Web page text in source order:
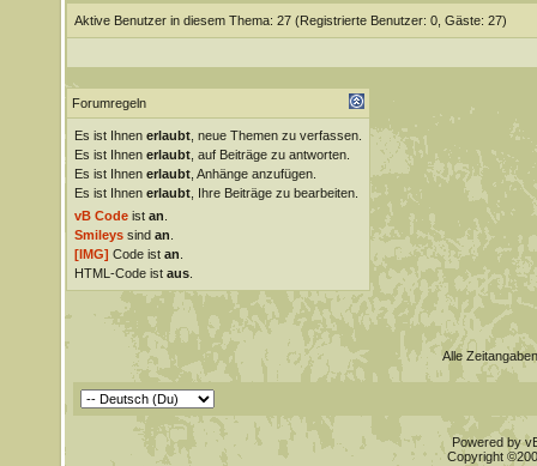
Aktive Benutzer in diesem Thema: 27 (Registrierte Benutzer: 0, Gäste: 27)
Forumregeln
Es ist Ihnen erlaubt, neue Themen zu verfassen.
Es ist Ihnen erlaubt, auf Beiträge zu antworten.
Es ist Ihnen erlaubt, Anhänge anzufügen.
Es ist Ihnen erlaubt, Ihre Beiträge zu bearbeiten.
vB Codeist an
Smileyssind an
[IMG] Code ist an
HTML-Code ist aus.
Alle
Powered by
Copyright